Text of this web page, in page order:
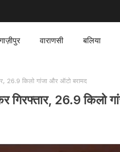
वाराणसी बलिया
26.9 किलो गांजा और ऑटो बरामद
गिरफ्तार, 26.9 किलो